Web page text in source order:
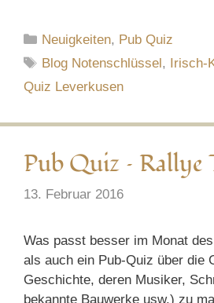
Kategorien
Neuigkeiten, Pub Quiz
Schlagwörter
Blog Notenschlüssel, Irisch-
Quiz Leverkusen
Pub Quiz – Rallye
13. Februar 2016
Was passt besser im Monat
als auch ein Pub-Quiz über die
Geschichte, deren Musiker,
bekannte Bauwerke usw.) zu